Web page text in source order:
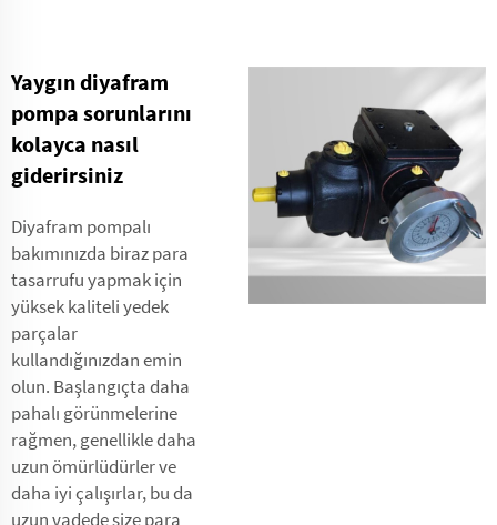
Yaygın diyafram
pompa sorunlarını
kolayca nasıl
giderirsiniz
Diyafram pompalı
bakımınızda biraz para
tasarrufu yapmak için
yüksek kaliteli yedek
parçalar
kullandığınızdan emin
olun. Başlangıçta daha
pahalı görünmelerine
rağmen, genellikle daha
uzun ömürlüdürler ve
daha iyi çalışırlar, bu da
uzun vadede size para